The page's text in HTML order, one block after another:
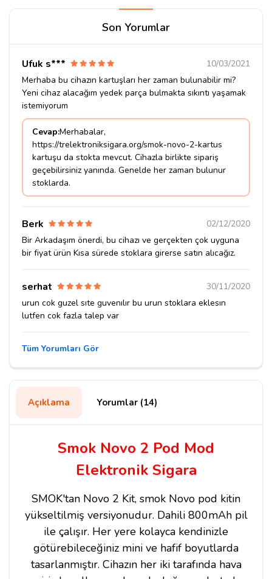
Son Yorumlar
Ufuk s***
10/03/2021
Merhaba bu cihazın kartuşları her zaman bulunabilir mi?
Yeni cihaz alacağım yedek parça bulmakta sıkıntı yaşamak
istemiyorum
Cevap:Merhabalar,
https://trelektroniksigara.org/smok-novo-2-kartus
kartuşu da stokta mevcut. Cihazla birlikte sipariş
geçebilirsiniz yanında. Genelde her zaman bulunur
stoklarda.
Berk
02/12/2020
Bir Arkadaşım önerdi, bu cihazı ve gerçekten çok uyguna
bir fiyat ürün Kısa sürede stoklara girerse satın alıcağız.
serhat
30/11/2020
urun cok guzel sıte guvenılır bu urun stoklara eklesın
lutfen cok fazla talep var
Tüm Yorumları Gör
Açıklama Yorumlar (14)
Smok Novo 2 Pod Mod
Elektronik Sigara
SMOK'tan Novo 2 Kit, smok Novo pod kitin
yükseltilmiş versiyonudur. Dahili 800mAh pil
ile çalışır. Her yere kolayca kendinizle
götürebileceğiniz mini ve hafif boyutlarda
tasarlanmıştır. Cihazın her iki tarafında hava